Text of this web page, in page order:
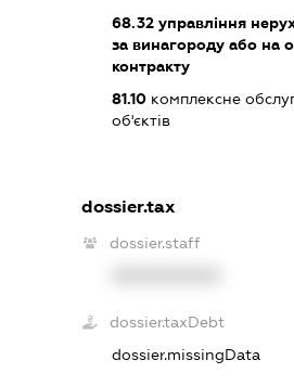
68.32 управління
за винагороду або на
контракту
81.10 комплексне
об'єктів
dossier.tax
dossier.staff
dossier.taxDebt
dossier.missingData